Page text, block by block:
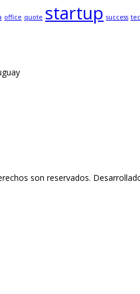
office quote startup success
son reservados.